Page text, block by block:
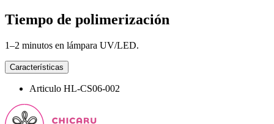
Tiempo de polimerización
1–2 minutos en lámpara UV/LED.
Características
Articulo HL-CS06-002